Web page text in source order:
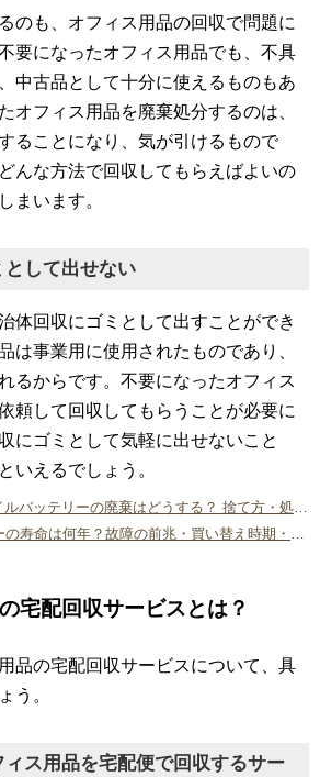
のも、オフィス用品の回収で問題に
要になったオフィス用品でも、不具
中古品として十分に使えるものもあ
オフィス用品を廃棄処分するのは、
ることになり、気が引けるもので
んな方法で回収してもらえばよいの
まいます。
として出せない
体回収にゴミとして出すことができ
は事業用に使用されたものであり、
るからです。不要になったオフィス
頼して回収してもらうことが必要に
にゴミとして気軽に出せないこと
いえるでしょう。
宅配回収サービスとは？
品の宅配回収サービスについて、具
う。
ス用品を宅配便で回収するサー